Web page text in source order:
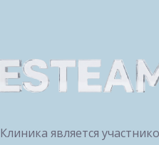
Клиника является